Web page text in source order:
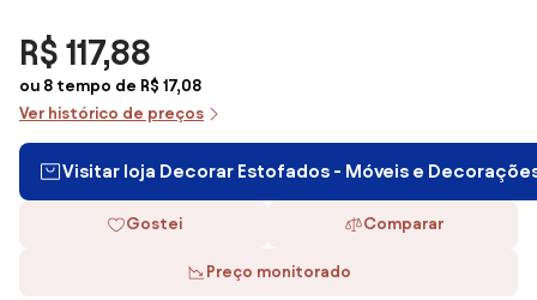
R$ 117,88
ou 8 tempo de R$ 17,08
Ver histórico de preços
Visitar loja Decorar Estofados - Móveis e
Gostei Comparar
Preço monitorado